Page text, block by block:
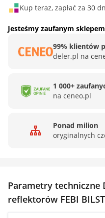
Kup teraz, zapłać za 30
Jesteśmy zaufanym sklepem
99% klientów
deler.pl na
1 000+
na ceneo.pl
Ponad milion
oryginalnych
Parametry techniczne
reflektorów FEBI